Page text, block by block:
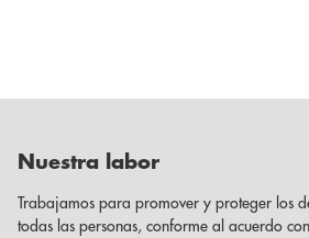
Nuestra labor
Trabajamos para promover y proteger los
todas las personas, conforme al acuerdo